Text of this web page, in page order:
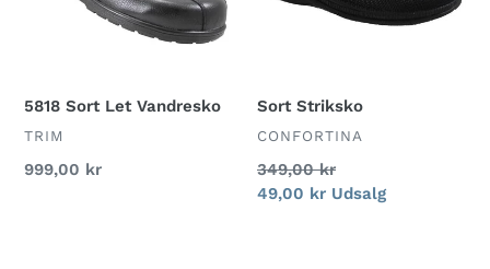
5818 Sort Let Vandresko
FORHANDLER
TRIM
Normalpris
999,00 kr
Sort Striksko
FORHANDLER
CONFORTINA
Normalpris
349,00 kr
Udsalgspris
49,00 kr Udsalg